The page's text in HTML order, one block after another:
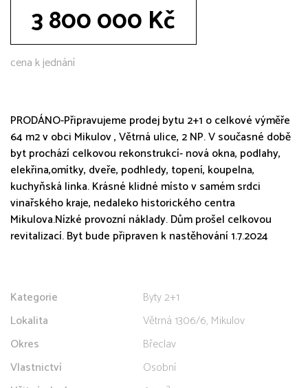
3 800 000 Kč
cena k jednání
PRODÁNO-Připravujeme prodej bytu 2+1 o celkové výměře
64 m2 v obci Mikulov , Větrná ulice, 2 NP. V současné době
byt prochází celkovou rekonstrukcí- nová okna, podlahy,
elekřina,omítky, dveře, podhledy, topení, koupelna,
kuchyňská linka. Krásné klidné místo v samém srdci
vinařského kraje, nedaleko historického centra
Mikulova.Nízké provozní náklady. Dům prošel celkovou
revitalizací. Byt bude připraven k nastěhování 1.7.2024
Kategorie
Byty 2+1
Lokalita
Větrná 1306/6, Mikulov
Okres
Břeclav
Vlastnictví
Osobní